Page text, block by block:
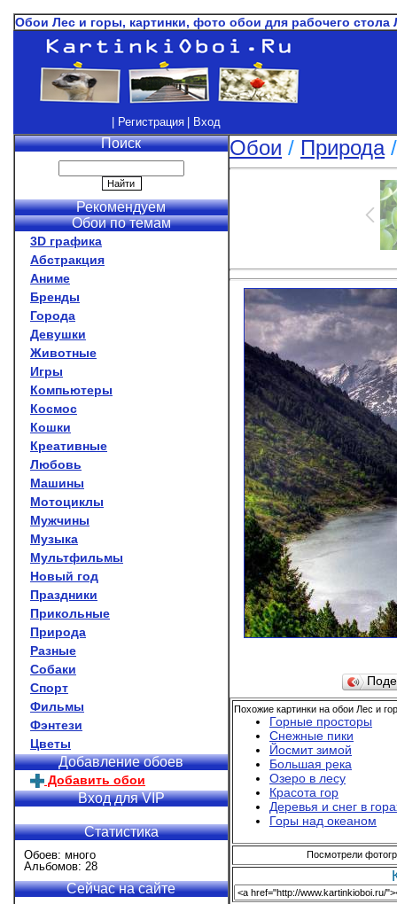
Обои Лес и горы, картинки, фото обои для рабочего стола
| Регистрация | Вход
Поиск
Рекомендуем
Обои по темам
3D графика
Абстракция
Аниме
Бренды
Города
Девушки
Животные
Игры
Компьютеры
Космос
Кошки
Креативные
Любовь
Машины
Мотоциклы
Мужчины
Музыка
Мультфильмы
Новый год
Праздники
Прикольные
Природа
Разные
Собаки
Спорт
Фильмы
Фэнтези
Цветы
Добавление обоев
Добавить обои
Вход для VIP
Статистика
Обоев: много
Альбомов: 28
Сейчас на сайте
Обои / Природа
Похожие картинки на обои Лес и
Горные просторы
Снежные пики
Йосмит зимой
Большая река
Озеро в лесу
Красота гор
Деревья и снег в
Горы над океаном
Посмотрели